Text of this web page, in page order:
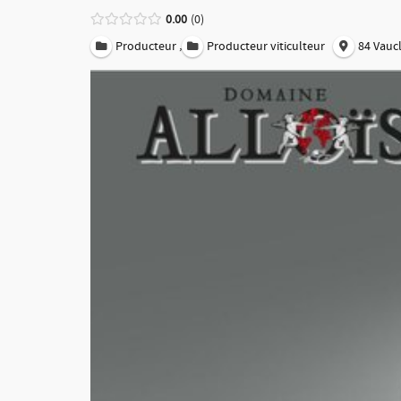
0.00 0
Producteur , Producteur viticulteur 84